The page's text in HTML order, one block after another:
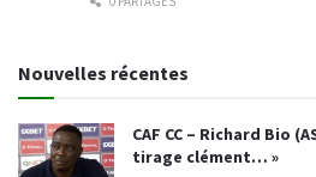
Nouvelles récentes
CAF CC – Richard Bio
tirage clément… »